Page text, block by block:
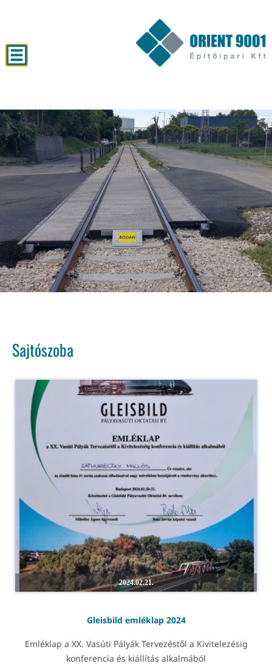
Sajtószoba
2024.02.21.
Gleisbild emléklap 2024
Emléklap a XX. Vasúti Pályák Tervezéstől a Kivitelezésig
konferencia és kiállítás alkalmából